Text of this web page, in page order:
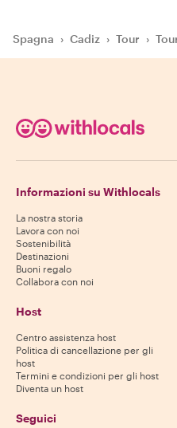
Spagna › Cadiz › Tour ›
Informazioni su Withlocals
La nostra storia
Lavora con noi
Sostenibilità
Destinazioni
Buoni regalo
Collabora con noi
Host
Centro assistenza host
Politica di cancellazione per gli
host
Termini e condizioni per gli host
Diventa un host
Seguici